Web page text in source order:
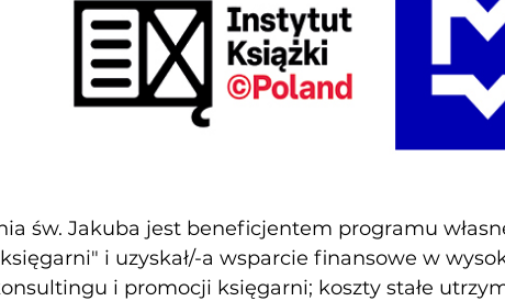
św. Jakuba jest beneficjentem programu
i uzyskał/-a wsparcie finansowe w
i promocji księgarni; koszty stałe